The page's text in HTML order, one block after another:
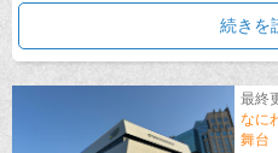
続きを
最終
なに
舞台